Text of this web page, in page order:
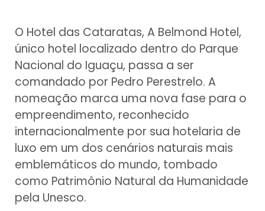
O Hotel das Cataratas, A Belmond Hotel,
único hotel localizado dentro do Parque
Nacional do Iguaçu, passa a ser
comandado por Pedro Perestrelo. A
nomeação marca uma nova fase para o
empreendimento, reconhecido
internacionalmente por sua hotelaria de
luxo em um dos cenários naturais mais
emblemáticos do mundo, tombado
como Patrimônio Natural da Humanidade
pela Unesco.